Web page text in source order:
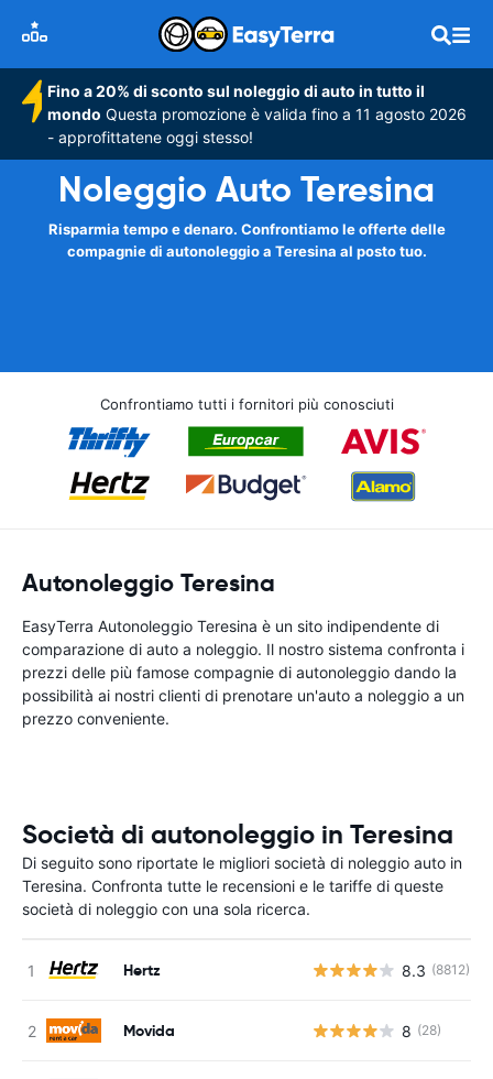
Fino a 20% di sconto sul noleggio di auto in tutto il
mondo Questa promozione è valida fino a 11 agosto 2026
- approfittatene oggi stesso!
Noleggio Auto Teresina
Risparmia tempo e denaro. Confrontiamo le offerte delle
compagnie di autonoleggio a Teresina al posto tuo.
Confrontiamo tutti i fornitori più conosciuti
Autonoleggio Teresina
EasyTerra Autonoleggio Teresina è un sito indipendente di
comparazione di auto a noleggio. Il nostro sistema confronta i
prezzi delle più famose compagnie di autonoleggio dando la
possibilità ai nostri clienti di prenotare un'auto a noleggio a un
prezzo conveniente.
Società di autonoleggio in Teresina
Di seguito sono riportate le migliori società di noleggio auto in
Teresina. Confronta tutte le recensioni e le tariffe di queste
società di noleggio con una sola ricerca.
Hertz 8.3 (8812)
Movida 8 (28)